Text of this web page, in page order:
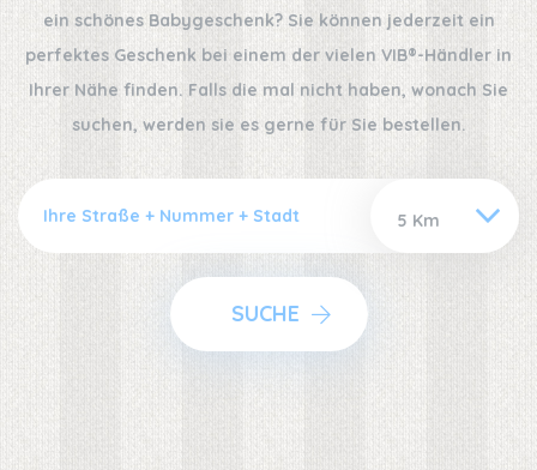
ein schönes Babygeschenk? Sie können jederzeit ein
perfektes Geschenk bei einem der vielen VIB®-Händler in
Ihrer Nähe finden. Falls die mal nicht haben, wonach Sie
suchen, werden sie es gerne für Sie bestellen.
SUCHE